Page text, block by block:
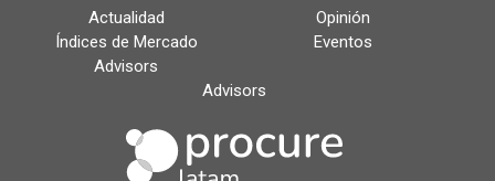
Actualidad
Opinión
Índices de Mercado
Eventos
Advisors
Advisors